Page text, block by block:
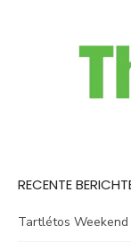
RECENTE
Tartlétos Weekend